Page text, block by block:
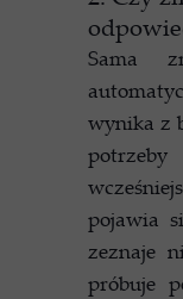
Sama
wynika z
pojawia
zeznaje
próbuje